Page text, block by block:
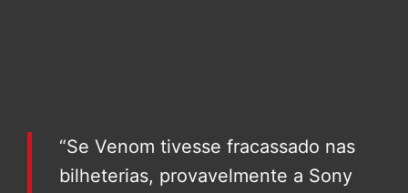
“Se Venom tivesse fracassado nas
bilheterias, provavelmente a Sony